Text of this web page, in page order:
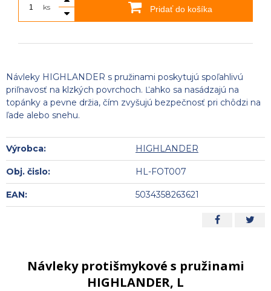
ks Pridať do košíka
Návleky HIGHLANDER s pružinami poskytujú spoľahlivú
priľnavosť na klzkých povrchoch. Ľahko sa nasádzajú na
topánky a pevne držia, čím zvyšujú bezpečnosť pri chôdzi na
ľade alebo snehu.
Výrobca: HIGHLANDER
Obj. čislo: HL-FOT007
EAN: 5034358263621
Návleky protišmykové s pružinami
HIGHLANDER, L